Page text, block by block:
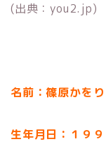
(出典：you2.jp)
名前：篠原かをり
生年月日：１９